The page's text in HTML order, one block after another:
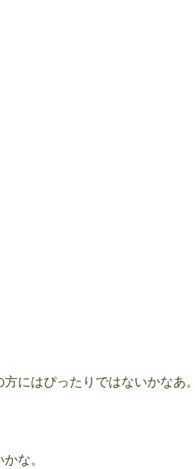
にはぴったりではないかなあ。
な。